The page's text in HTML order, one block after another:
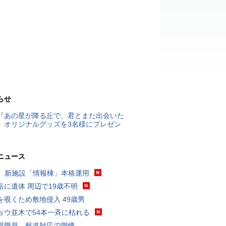
せ
あの星が降る丘で、君とまた出会いた
オリジナルグッズを3名様にプレゼン
ュース
新施設「情報棟」本格運用
に遺体 周辺で19歳不明
覗くため敷地侵入 49歳男
ウ並木で54本一斉に枯れる